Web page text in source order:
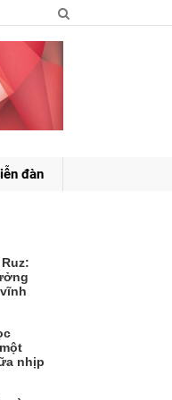
đàn
nhịp